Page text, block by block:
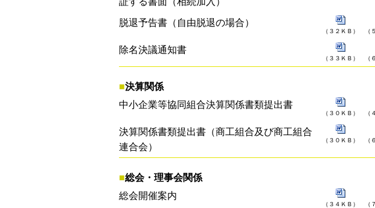
脱退予告書（自由脱退の場合）
（３２ＫＢ） （
除名決議通知書
（３３ＫＢ） （
■決算関係
中小企業等協同組合決算関係書類提出書
（３０ＫＢ） （
決算関係書類提出書（商工組合及び商工組合
連合会）
（３０ＫＢ） （
■総会・理事会関係
総会開催案内
（３４ＫＢ） （